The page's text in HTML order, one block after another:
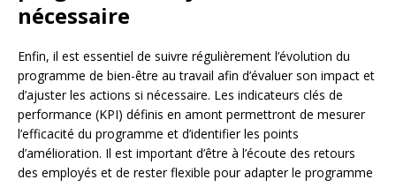
nécessaire
Enfin, il est essentiel de suivre régulièrement l’évolution du
programme de bien-être au travail afin d’évaluer son impact et
d’ajuster les actions si nécessaire. Les indicateurs clés de
performance (KPI) définis en amont permettront de mesurer
l’efficacité du programme et d’identifier les points
d’amélioration. Il est important d’être à l’écoute des retours
des employés et de rester flexible pour adapter le programme